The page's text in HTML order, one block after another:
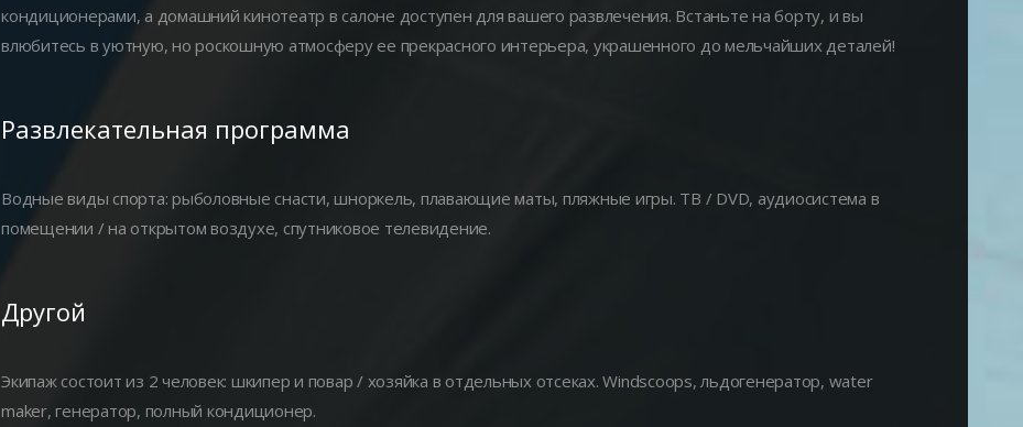
кондиционерами, а домашний кинотеатр в салоне доступен для вашего развлечения. Встаньте на бортy, и вы
влюбитесь в уютную, но роскошную атмосферу ее прекрасного интерьера, украшенного до мельчайших деталей!
Развлекательная программа
Водные виды спорта: рыболовные снасти, шноркель, плавающие маты, пляжные игры. ТВ / DVD, аудиосистема в
помещении / на открытом воздухе, спутниковое телевидение.
Другой
Экипаж состоит из 2 человек: шкипер и повар / хозяйка в отдельных отсеках. Windscoops, льдогенератор, water
maker, генератор, полный кондиционер.